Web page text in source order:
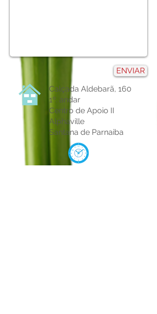
Calçada Aldebarã, 160
1º. andar
Centro de Apoio II
Alphaville
Santana de Parnaiba
ENVIAR